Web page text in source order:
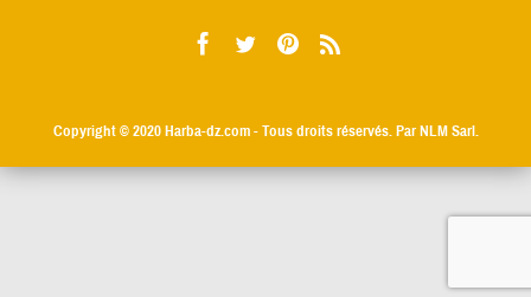
Copyright © 2020Harba-dz.com- Tous droits réservés. Par NLM Sarl.